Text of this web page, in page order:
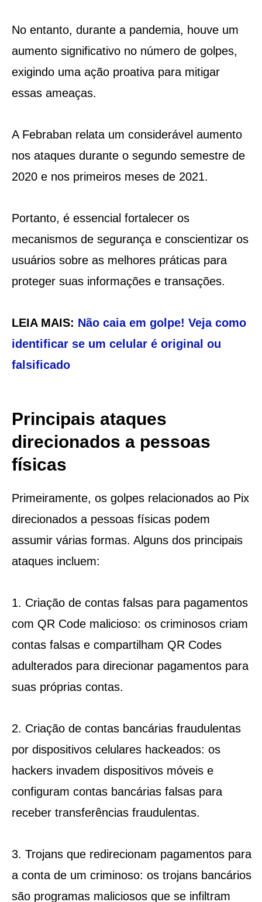
No entanto, durante a pandemia, houve um
aumento significativo no número de golpes,
exigindo uma ação proativa para mitigar
essas ameaças.
A Febraban relata um considerável aumento
nos ataques durante o segundo semestre de
2020 e nos primeiros meses de 2021.
Portanto, é essencial fortalecer os
mecanismos de segurança e conscientizar os
usuários sobre as melhores práticas para
proteger suas informações e transações.
LEIA MAIS: Não caia em golpe! Veja como
identificar se um celular é original ou
falsificado
Principais ataques
direcionados a pessoas
físicas
Primeiramente, os golpes relacionados ao Pix
direcionados a pessoas físicas podem
assumir várias formas. Alguns dos principais
ataques incluem:
1. Criação de contas falsas para pagamentos
com QR Code malicioso: os criminosos criam
contas falsas e compartilham QR Codes
adulterados para direcionar pagamentos para
suas próprias contas.
2. Criação de contas bancárias fraudulentas
por dispositivos celulares hackeados: os
hackers invadem dispositivos móveis e
configuram contas bancárias falsas para
receber transferências fraudulentas.
3. Trojans que redirecionam pagamentos para
a conta de um criminoso: os trojans bancários
são programas maliciosos que se infiltram